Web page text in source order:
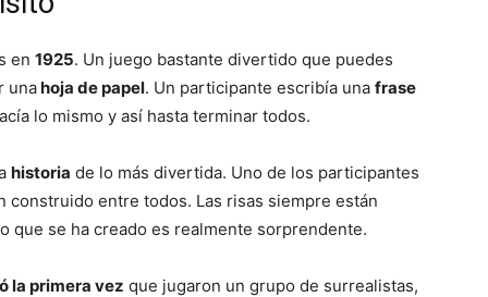
en 1925. Un juego bastante divertido que puedes
unahoja de papel. Un participante escribía una frase
lo mismo y así hasta terminar todos.
historia de lo más divertida. Uno de los participantes
construido entre todos. Las risas siempre están
que se ha creado es realmente sorprendente.
la primera vez que jugaron un grupo de surrealistas,